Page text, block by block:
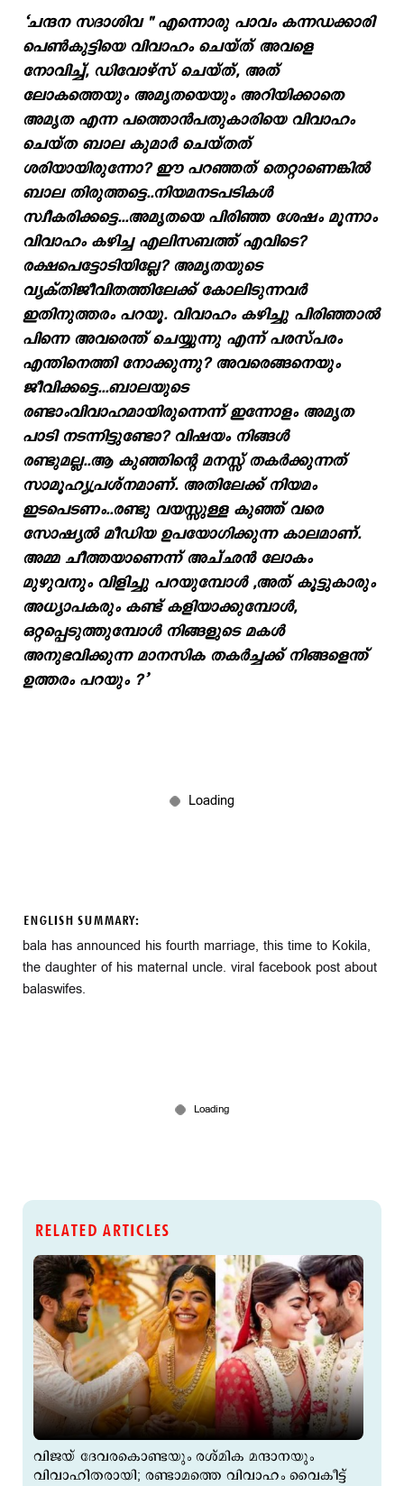
‘ചന്ദന സദാശിവ '' എന്നൊരു പാവം കന്നഡക്കാരി
പെൺകുട്ടിയെ വിവാഹം ചെയ്ത് അവളെ
നോവിച്ച്, ഡിവോഴ്സ് ചെയ്ത്, അത്
ലോകത്തെയും അമൃതയെയും അറിയിക്കാതെ
അമൃത എന്ന പത്തൊൻപതുകാരിയെ വിവാഹം
ചെയ്ത ബാല കുമാർ ചെയ്തത്
ശരിയായിരുന്നോ? ഈ പറഞ്ഞത് തെറ്റാണെങ്കിൽ
ബാല തിരുത്തട്ടെ..നിയമനടപടികൾ
സ്വീകരിക്കട്ടെ...അമൃതയെ പിരിഞ്ഞ ശേഷം മൂന്നാം
വിവാഹം കഴിച്ച എലിസബത്ത് എവിടെ?
രക്ഷപെട്ടോടിയില്ലേ? അമൃതയുടെ
വ്യക്തിജീവിതത്തിലേക്ക് കോലിടുന്നവർ
ഇതിനുത്തരം പറയൂ. വിവാഹം കഴിച്ചു പിരിഞ്ഞാൽ
പിന്നെ അവരെന്ത് ചെയ്യുന്നു എന്ന് പരസ്പരം
എന്തിനെത്തി നോക്കുന്നു? അവരെങ്ങനെയും
ജീവിക്കട്ടെ...ബാലയുടെ
രണ്ടാംവിവാഹമായിരുന്നെന്ന് ഇന്നോളം അമൃത
പാടി നടന്നിട്ടുണ്ടോ? വിഷയം നിങ്ങൾ
രണ്ടുമല്ല..ആ കുഞ്ഞിന്റെ മനസ്സ് തകർക്കുന്നത്
സാമൂഹ്യപ്രശ്നമാണ്. അതിലേക്ക് നിയമം
ഇടപെടണം..രണ്ടു വയസ്സുള്ള കുഞ്ഞ് വരെ
സോഷ്യൽ മീഡിയ ഉപയോഗിക്കുന്ന കാലമാണ്.
അമ്മ ചീത്തയാണെന്ന് അച്ഛൻ ലോകം
മുഴുവനും വിളിച്ചു പറയുമ്പോൾ ,അത് കൂട്ടുകാരും
അധ്യാപകരും കണ്ട് കളിയാക്കുമ്പോൾ,
ഒറ്റപ്പെടുത്തുമ്പോൾ നിങ്ങളുടെ മകൾ
അനുഭവിക്കുന്ന മാനസിക തകർച്ചക്ക് നിങ്ങളെന്ത്
ഉത്തരം പറയും ?’
ENGLISH SUMMARY:
bala has announced his fourth marriage, this time to Kokila,
the daughter of his maternal uncle. viral facebook post about
balaswifes.
RELATED ARTICLES
വിജയ് ദേവരകൊണ്ടയും രശ്മിക മന്ദാനയും
വിവാഹിതരായി; രണ്ടാമത്തെ വിവാഹം വൈകീട്ട്